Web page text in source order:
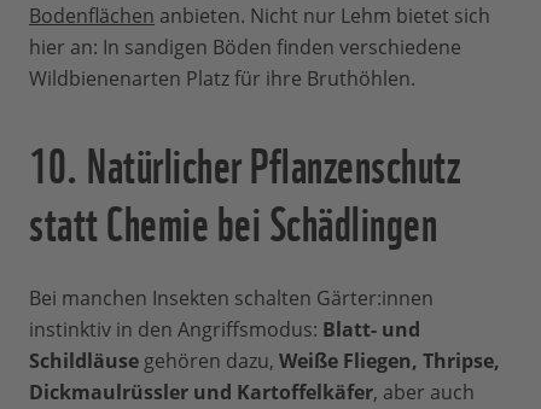
Bodenflächen anbieten. Nicht nur Lehm bietet sich
hier an: In sandigen Böden finden verschiedene
Wildbienenarten Platz für ihre Bruthöhlen.
10. Natürlicher Pflanzenschutz
statt Chemie bei Schädlingen
Bei manchen Insekten schalten Gärter:innen
instinktiv in den Angriffsmodus: Blatt- und
Schildläuse gehören dazu, Weiße Fliegen, Thripse,
Dickmaulrüssler und Kartoffelkäfer, aber auch